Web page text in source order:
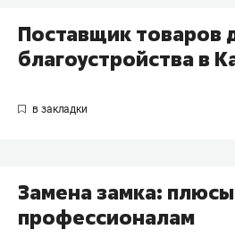
Поставщик товаров
благоустройства в
Замена замка:
профессионалам